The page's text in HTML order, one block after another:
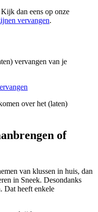
dan eens op onze
vervangen.
vervangen van je
over het (laten)
of
van klussen in huis, dan
in Sneek. Desondanks
Dat heeft enkele